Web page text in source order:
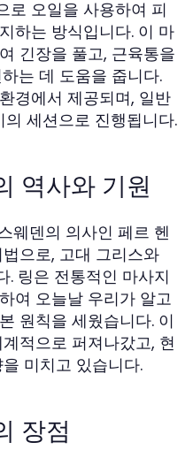
로 오일을 사용하여 피
하는 방식입니다. 이 마
긴장을 풀고, 근육통을
는 데 도움을 줍니다.
경에서 제공되며, 일반
세션으로 진행됩니다.
역사와 기원
웨덴의 의사인 페르 헨
으로, 고대 그리스와
. 링은 전통적인 마사지
여 오늘날 우리가 알고
원칙을 세웠습니다. 이
적으로 퍼져나갔고, 현
미치고 있습니다.
장점